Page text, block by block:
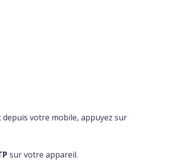
depuis votre mobile, appuyez sur
sur votre appareil.